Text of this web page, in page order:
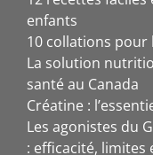
enfants
10 collations pour
La solution
santé au Canada
Créatine :
Les agonistes du
: efficacité, limites